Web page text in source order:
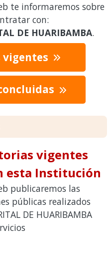
te informaremos sobre
con:
DE HUARIBAMBA.
vigentes
esta Institución
publicaremos las
públicas realizados
DE HUARIBAMBA